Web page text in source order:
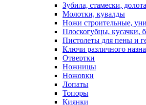
Зубила, стамески,
Молотки, кувалды
Ножи строительные,
Плоскогубцы, кусачки,
Пистолеты для пены и
Ключи различного
Отвертки
Ножницы
Ножовки
Лопаты
Топоры
Киянки